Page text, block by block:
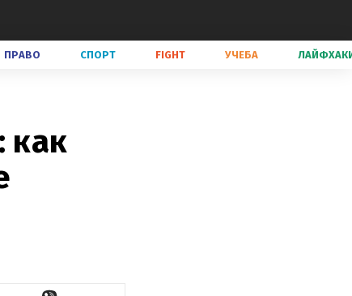
ПРАВО СПОРТ FIGHT УЧЕБА
как